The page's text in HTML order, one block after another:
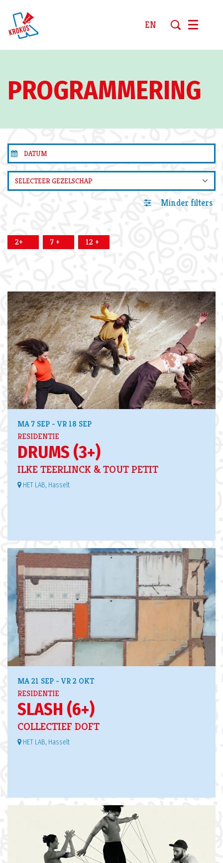
EN Menu
PROGRAMMERING
SELECTEER GEZELSCHAP
Minder filters
2+ 7 + 12 +
DRUMS (3+)
ILKE TEERLINCK & TOUT PETIT
RESIDENTIE
MA 7 SEP - VR 18 SEP
HET LAB, Hasselt
SLASH (6+)
COLLECTIEF DOFT
RESIDENTIE
MA 21 SEP - VR 2 OKT
HET LAB, Hasselt